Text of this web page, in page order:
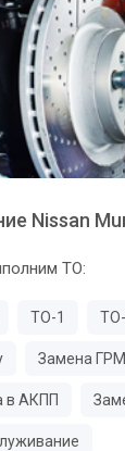
Nissan
ТО:
ТО-1
Замена ГРМ
в АКПП